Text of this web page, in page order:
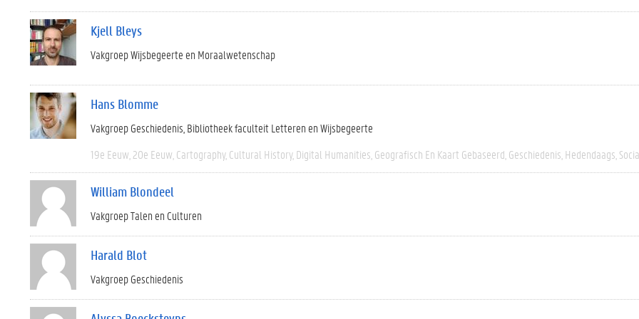
Kjell Bleys
Vakgroep Wijsbegeerte en Moraalwetenschap
Hans Blomme
Vakgroep Geschiedenis Bibliotheek faculteit Letteren en Wijsbegeerte
19e Eeuw 20e Eeuw Cartography Cultural History Digital Humanities Geografisch En Kaart Gebaseerd Geschiedenis Hedendaags
William Blondeel
Vakgroep Talen en Culturen
Harald Blot
Vakgroep Geschiedenis